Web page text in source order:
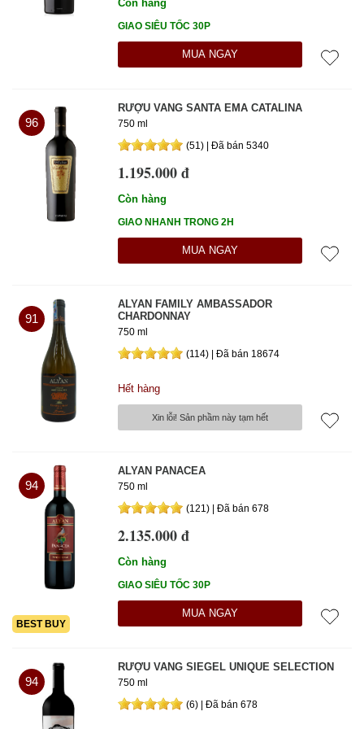
Hữu ích Thảo luận 3 năm trước
Rượu vang El Principal là sự lựa chọn tuyệt vời cho những
người thích những loại rượu vang đậm đà và tròn trịa.
Chất lượng tốt
Phục vụ chu đáo
Còn hàng
GIAO SIÊU TỐC 30P
MUA NGAY
96
RƯỢU VANG SANTA EMA CATALINA
750 ml
(51) | Đã bán 5340
1.195.000 đ
Còn hàng
GIAO NHANH TRONG 2H
MUA NGAY
91
ALYAN FAMILY AMBASSADOR
CHARDONNAY
750 ml
(114) | Đã bán 18674
Hết hàng
Xin lỗi! Sản phầm này tạm hết
BEST BUY
94
ALYAN PANACEA
750 ml
(121) | Đã bán 678
2.135.000 đ
Còn hàng
GIAO SIÊU TỐC 30P
MUA NGAY
94
RƯỢU VANG SIEGEL UNIQUE SELECTION
750 ml
(6) | Đã bán 678